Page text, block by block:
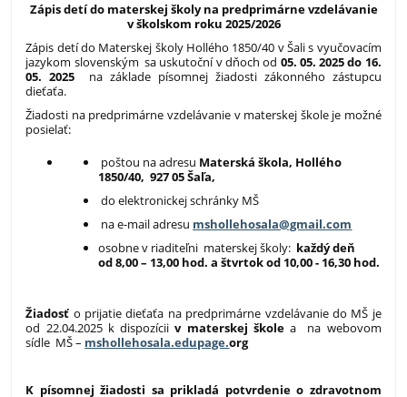
Zápis detí do materskej školy na predprimárne vzdelávanie
v školskom roku 2025/2026
Zápis detí do Materskej školy Hollého 1850/40 v Šali s vyučovacím
jazykom slovenským sa uskutoční v dňoch od 05. 05. 2025 do 16.
05. 2025 na základe písomnej žiadosti zákonného zástupcu
dieťaťa.
Žiadosti na predprimárne vzdelávanie v materskej škole je možné
posielať:
poštou na adresu Materská škola, Hollého
1850/40, 927 05 Šaľa,
do elektronickej schránky MŠ
na e-mail adresu mshollehosala@gmail.com
osobne v riaditeľni materskej školy: každý deň
od 8,00 – 13,00 hod. a štvrtok od 10,00 - 16,30 hod.
Žiadosť o prijatie dieťaťa na predprimárne vzdelávanie do MŠ je
od 22.04.2025 k dispozíciiv materskej škole a
na webovom
sídle MŠ – mshollehosala.edupage.org
K písomnej žiadosti sa prikladá potvrdenie o zdravotnom